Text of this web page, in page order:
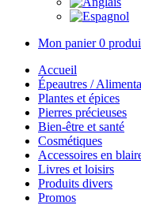
Mon panier0
Accueil
Épeautres /
Plantes et épices
Pierres précieuses
Bien-être et santé
Cosmétiques
Accessoires en
Livres et loisirs
Produits divers
Promos